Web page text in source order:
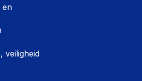
en
veiligheid